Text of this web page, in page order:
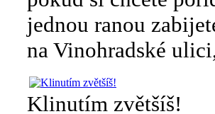
jednou ranou
na Vinohradské
Klinutím zvětšíš!